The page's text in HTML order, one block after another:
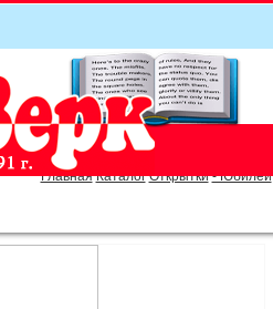
г. Новосибирск (основной)
(383) 289-91-49, (383) 2000-155
Главная Каталог Открытки - Юбилей